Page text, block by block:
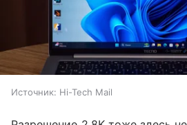
Источник: Hi-Tech Mail